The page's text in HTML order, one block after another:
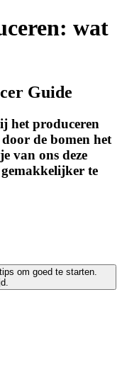
wat
Guide
het produceren
de bomen het
van ons deze
te
om goed te starten.